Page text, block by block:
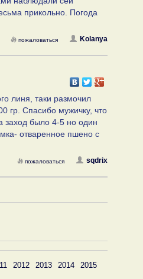
прикольно. Погода
Kolanya
пожаловаться
линя, таки размочил
гр. Спасибо мужичку, что
заход было 4-5 но один
отваренное пшено с
sqdrix
пожаловаться
2012 2013 2014
2015